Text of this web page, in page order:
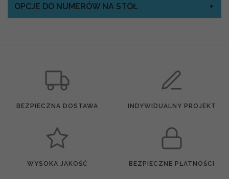
OPCJE DO NUMERÓW NA STÓŁ
BEZPIECZNA DOSTAWA INDYWIDUALNY PROJEKT
WYSOKA JAKOŚĆ BEZPIECZNE PŁATNOŚCI